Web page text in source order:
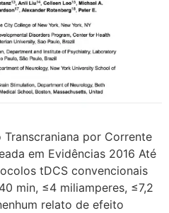
por Corrente
em Evidências 2016 Até
tDCS convencionais
min, ≤4 miliamperes, ≤7,2
relato de efeito